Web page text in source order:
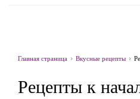
Главная страница Вкусные рецепты
Рецепты к